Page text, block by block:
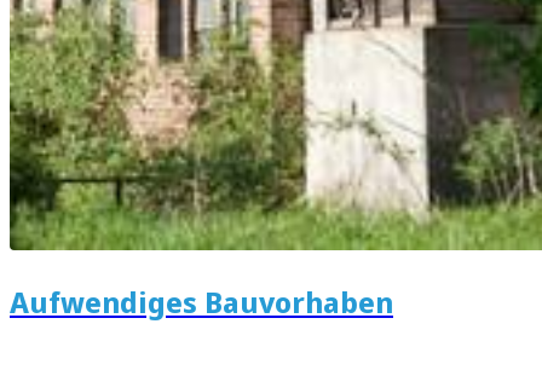
Aufwendiges Bauvorhaben